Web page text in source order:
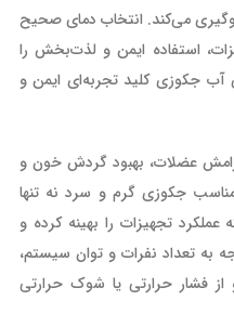
می‌کند. انتخاب دمای صحیح
استفاده ایمن و لذت‌بخش را
آب جکوزی کلید تجربه‌ای ایمن و
عضلات، بهبود گردش خون و
جکوزی گرم و سرد نه تنها
تجهیزات را بهینه کرده و
به تعداد نفرات و توان سیستم،
از فشار حرارتی یا شوک حرارتی